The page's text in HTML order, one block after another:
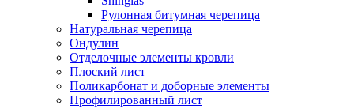
Рулонная битумная черепица
Натуральная черепица
Ондулин
Отделочные элементы кровли
Плоский лист
Поликарбонат и доборные элементы
Профилированный лист